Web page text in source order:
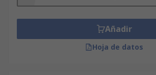
Añadir
Hoja de datos